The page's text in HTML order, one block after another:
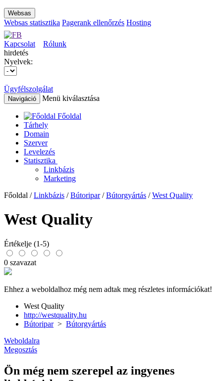
Websas
Websas statisztika Pagerank ellenőrzés Hosting
Kapcsolat
Rólunk
hirdetés
Nyelvek:
Ügyfélszolgálat
Navigáció Menü kiválasztása
Főoldal
Tárhely
Domain
Szerver
Levelezés
Statisztika
Linkbázis
Marketing
Főoldal /Linkbázis /Bútoripar/Bútorgyártás /West Quality
West Quality
Értékelje (1-5)
0 szavazat
Ehhez a weboldalhoz még nem adtak meg részletes információkat!
West Quality
http://westquality.hu
Bútoripar> Bútorgyártás
Weboldalra
Megosztás
Ön még nem szerepel az ingyenes